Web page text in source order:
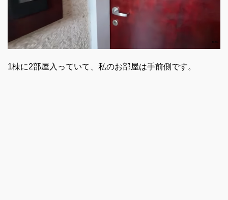
1棟に2部屋入っていて、私のお部屋は手前側です。